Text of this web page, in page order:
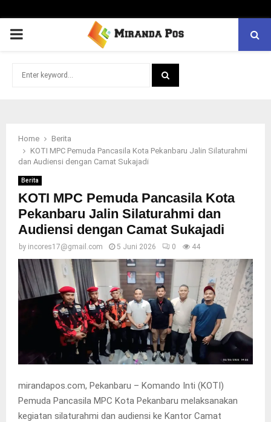
PRIMARY
Home
Berita
KOTI MPC Pemuda Pancasila Kota Pekanbaru Jalin Silaturahmi
dan Audiensi dengan Camat Sukajadi
Berita
KOTI MPC Pemuda Pancasila Kota
Pekanbaru Jalin Silaturahmi dan
Audiensi dengan Camat Sukajadi
by incores17@gmail.com 5 Juni 2026 0 44
mirandapos.com, Pekanbaru – Komando Inti (KOTI)
Pemuda Pancasila MPC Kota Pekanbaru melaksanakan
kegiatan silaturahmi dan audiensi ke Kantor Camat